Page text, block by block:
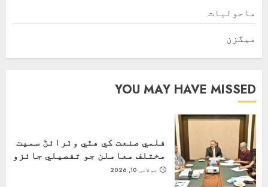
ماحولیات
ميگزن
YOU MAY HAVE MISSED
فلمي صنعت کي ھٿي وٺرائڻ سميت
مختلف معاملن جو تفصيلي جائزو
جولائی 10, 2026